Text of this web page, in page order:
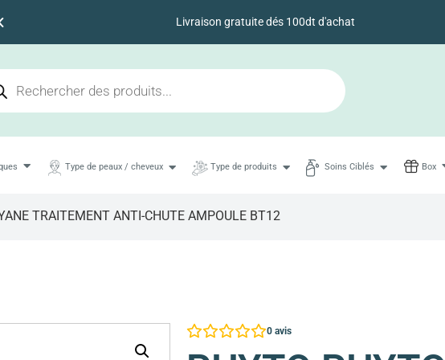
Livraison gratuite dés 100dt d'achat
Type de peaux / cheveux Type de produits Soins Ciblés Box
TRAITEMENT ANTI-CHUTE AMPOULE BT12
0 avis